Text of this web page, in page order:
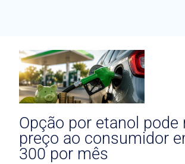
Opção por etanol pode
preço ao consumidor
300 por mês